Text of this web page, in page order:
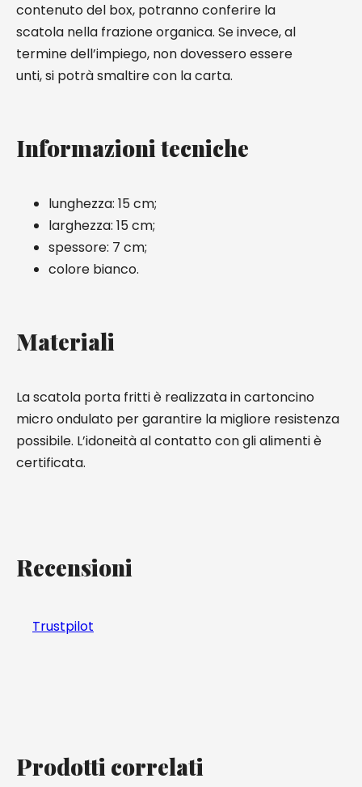
contenuto del box, potranno conferire la
scatola nella frazione organica. Se invece, al
termine dell’impiego, non dovessero essere
unti, si potrà smaltire con la carta.
Informazioni tecniche
lunghezza: 15 cm;
larghezza: 15 cm;
spessore: 7 cm;
colore bianco.
Materiali
La scatola porta fritti è realizzata in cartoncino
micro ondulato per garantire la migliore resistenza
possibile. L’idoneità al contatto con gli alimenti è
certificata.
Recensioni
Trustpilot
Prodotti correlati